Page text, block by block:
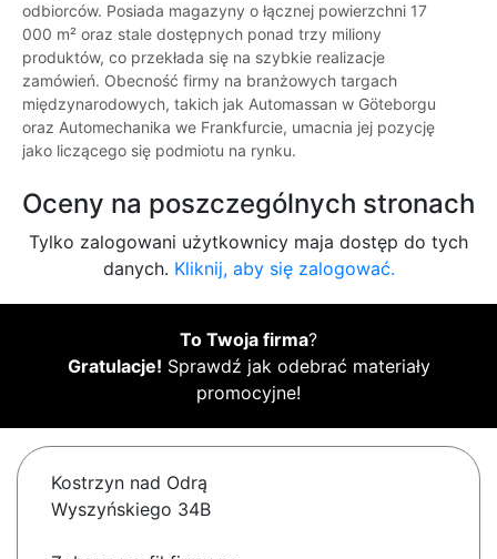
odbiorców. Posiada magazyny o łącznej powierzchni 17
000 m² oraz stale dostępnych ponad trzy miliony
produktów, co przekłada się na szybkie realizacje
zamówień. Obecność firmy na branżowych targach
międzynarodowych, takich jak Automassan w Göteborgu
oraz Automechanika we Frankfurcie, umacnia jej pozycję
jako liczącego się podmiotu na rynku.
Oceny na poszczególnych stronach
Tylko zalogowani użytkownicy maja dostęp do tych
danych. Kliknij, aby się zalogować.
To Twoja firma?
Gratulacje! Sprawdź jak odebrać materiały
promocyjne!
Kostrzyn nad Odrą
Wyszyńskiego 34B